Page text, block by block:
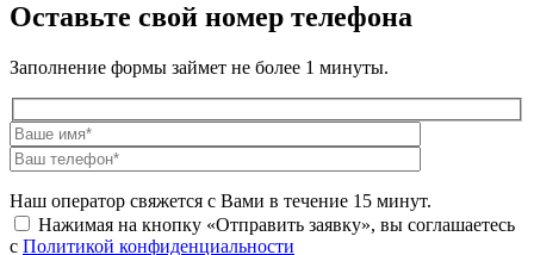
Оставьте свой номер телефона
Заполнение формы займет не более 1 минуты.
Наш оператор свяжется с Вами в течение 15 минут.
Нажимая на кнопку «Отправить заявку», вы соглашаетесь
с Политикой конфиденциальности